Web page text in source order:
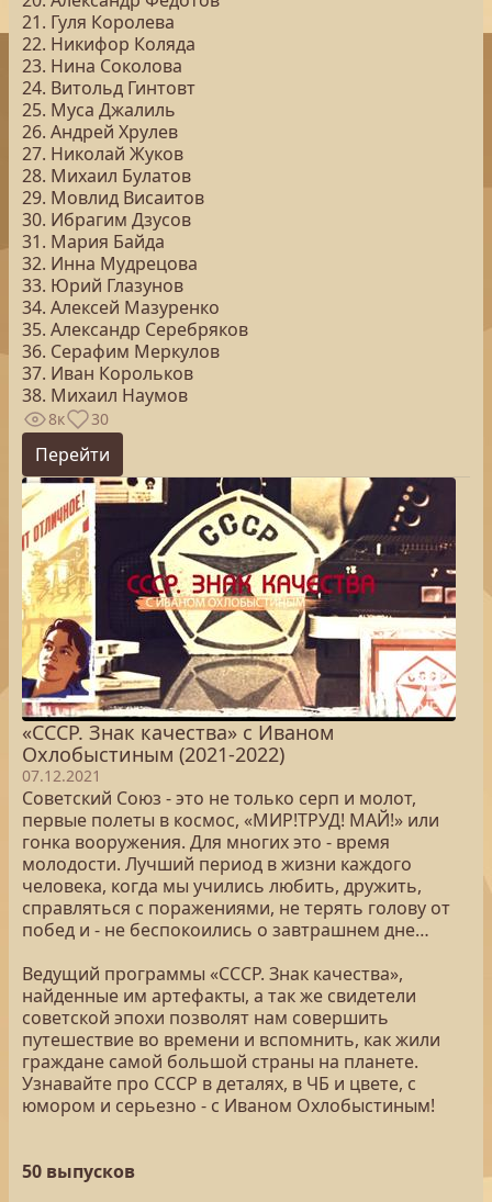
21. Гуля Королева
22. Никифор Коляда
23. Нина Соколова
24. Витольд Гинтовт
25. Муса Джалиль
26. Андрей Хрулев
27. Николай Жуков
28. Михаил Булатов
29. Мовлид Висаитов
30. Ибрагим Дзусов
31. Мария Байда
32. Инна Мудрецова
33. Юрий Глазунов
34. Алексей Мазуренко
35. Александр Серебряков
36. Серафим Меркулов
37. Иван Корольков
38. Михаил Наумов
8к 30
Перейти
«СССР. Знак качества» с Иваном
Охлобыстиным (2021-2022)
07.12.2021
Советский Союз - это не только серп и молот,
первые полеты в космос, «МИР!ТРУД! МАЙ!» или
гонка вооружения. Для многих это - время
молодости. Лучший период в жизни каждого
человека, когда мы учились любить, дружить,
справляться с поражениями, не терять голову от
побед и - не беспокоились о завтрашнем дне…
Ведущий программы «СССР. Знак качества»,
найденные им артефакты, а так же свидетели
советской эпохи позволят нам совершить
путешествие во времени и вспомнить, как жили
граждане самой большой страны на планете.
Узнавайте про СССР в деталях, в ЧБ и цвете, с
юмором и серьезно - с Иваном Охлобыстиным!
50 выпусков